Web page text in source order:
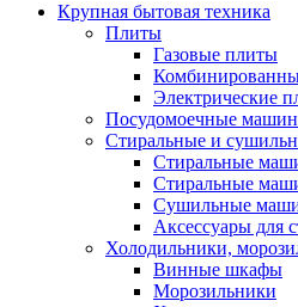
Крупная бытовая техника
Плиты
Газовые плиты
Электрические
Посудомоечные
Стиральные и
Стиральные
Стиральные
Сушильные
Аксессуары для
Холодильники,
Винные шкафы
Морозильники